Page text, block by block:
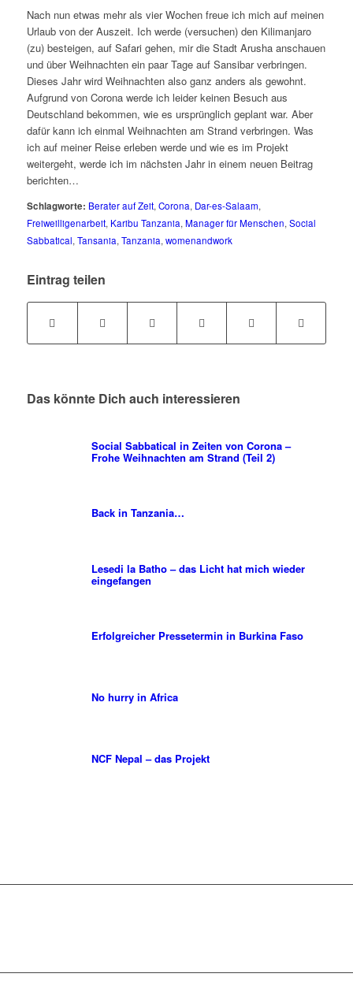
Nach nun etwas mehr als vier Wochen freue ich mich auf meinen
Urlaub von der Auszeit. Ich werde (versuchen) den Kilimanjaro
(zu) besteigen, auf Safari gehen, mir die Stadt Arusha anschauen
und über Weihnachten ein paar Tage auf Sansibar verbringen.
Dieses Jahr wird Weihnachten also ganz anders als gewohnt.
Aufgrund von Corona werde ich leider keinen Besuch aus
Deutschland bekommen, wie es ursprünglich geplant war. Aber
dafür kann ich einmal Weihnachten am Strand verbringen. Was
ich auf meiner Reise erleben werde und wie es im Projekt
weitergeht, werde ich im nächsten Jahr in einem neuen Beitrag
berichten…
Schlagworte: Berater auf Zeit,Corona, Dar-es-Salaam,
Freiweilligenarbeit, Karibu Tanzania,Manager für Menschen,Social
Sabbatical,Tansania,Tanzania,womenandwork
Eintrag teilen
Das könnte Dich auch interessieren
Social Sabbatical in Zeiten von Corona –
Frohe Weihnachten am Strand (Teil 2)
Back in Tanzania…
Lesedi la Batho – das Licht hat mich wieder
eingefangen
Erfolgreicher Pressetermin in Burkina Faso
No hurry in Africa
NCF Nepal – das Projekt